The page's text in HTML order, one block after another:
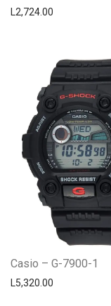
L2,724.00
Casio – G-7900-1
L5,320.00